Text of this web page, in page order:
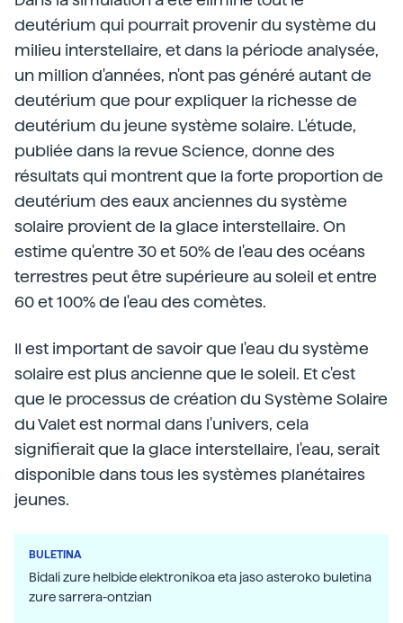
deutérium qui pourrait provenir du système du
milieu interstellaire, et dans la période analysée,
un million d'années, n'ont pas généré autant de
deutérium que pour expliquer la richesse de
deutérium du jeune système solaire. L'étude,
publiée dans la revue Science, donne des
résultats qui montrent que la forte proportion de
deutérium des eaux anciennes du système
solaire provient de la glace interstellaire. On
estime qu'entre 30 et 50% de l'eau des océans
terrestres peut être supérieure au soleil et entre
60 et 100% de l'eau des comètes.
Il est important de savoir que l'eau du système
solaire est plus ancienne que le soleil. Et c'est
que le processus de création du Système Solaire
du Valet est normal dans l'univers, cela
signifierait que la glace interstellaire, l'eau, serait
disponible dans tous les systèmes planétaires
jeunes.
BULETINA
Bidali zure helbide elektronikoa eta jaso asteroko buletina
zure sarrera-ontzian